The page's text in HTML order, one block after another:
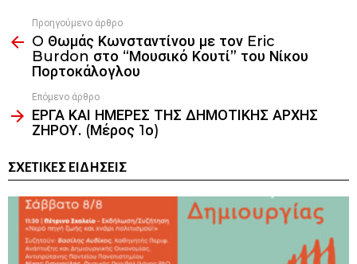
more
Προηγούμενο άρθρο
O Θωμάς Κωνσταντίνου με τον Eric
Burdon στο “Μουσικό Κουτί” του Νίκου
Πορτοκάλογλου
Επόμενο άρθρο
ΕΡΓΑ ΚΑΙ ΗΜΕΡΕΣ ΤΗΣ ΔΗΜΟΤΙΚΗΣ ΑΡΧΗΣ
ΖΗΡΟΥ. (Μέρος 1ο)
ΣΧΕΤΙΚΈΣ ΕΙΔΉΣΕΙΣ